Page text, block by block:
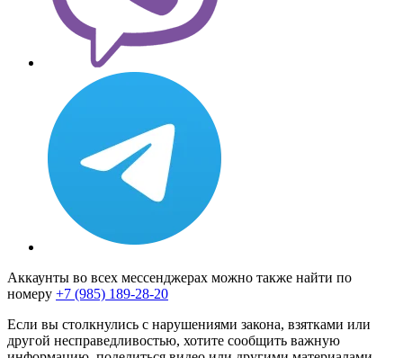
Аккаунты во всех мессенджерах можно также найти по
номеру +7 (985) 189-28-20
Если вы столкнулись с нарушениями закона, взятками или
другой несправедливостью, хотите сообщить важную